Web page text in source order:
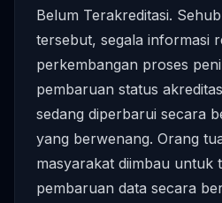
Belum Terakreditasi.
tersebut, segala informasi
perkembangan proses
pembaruan status
sedang diperbarui secara
yang berwenang. Orang
masyarakat diimbau untuk
pembaruan data secara